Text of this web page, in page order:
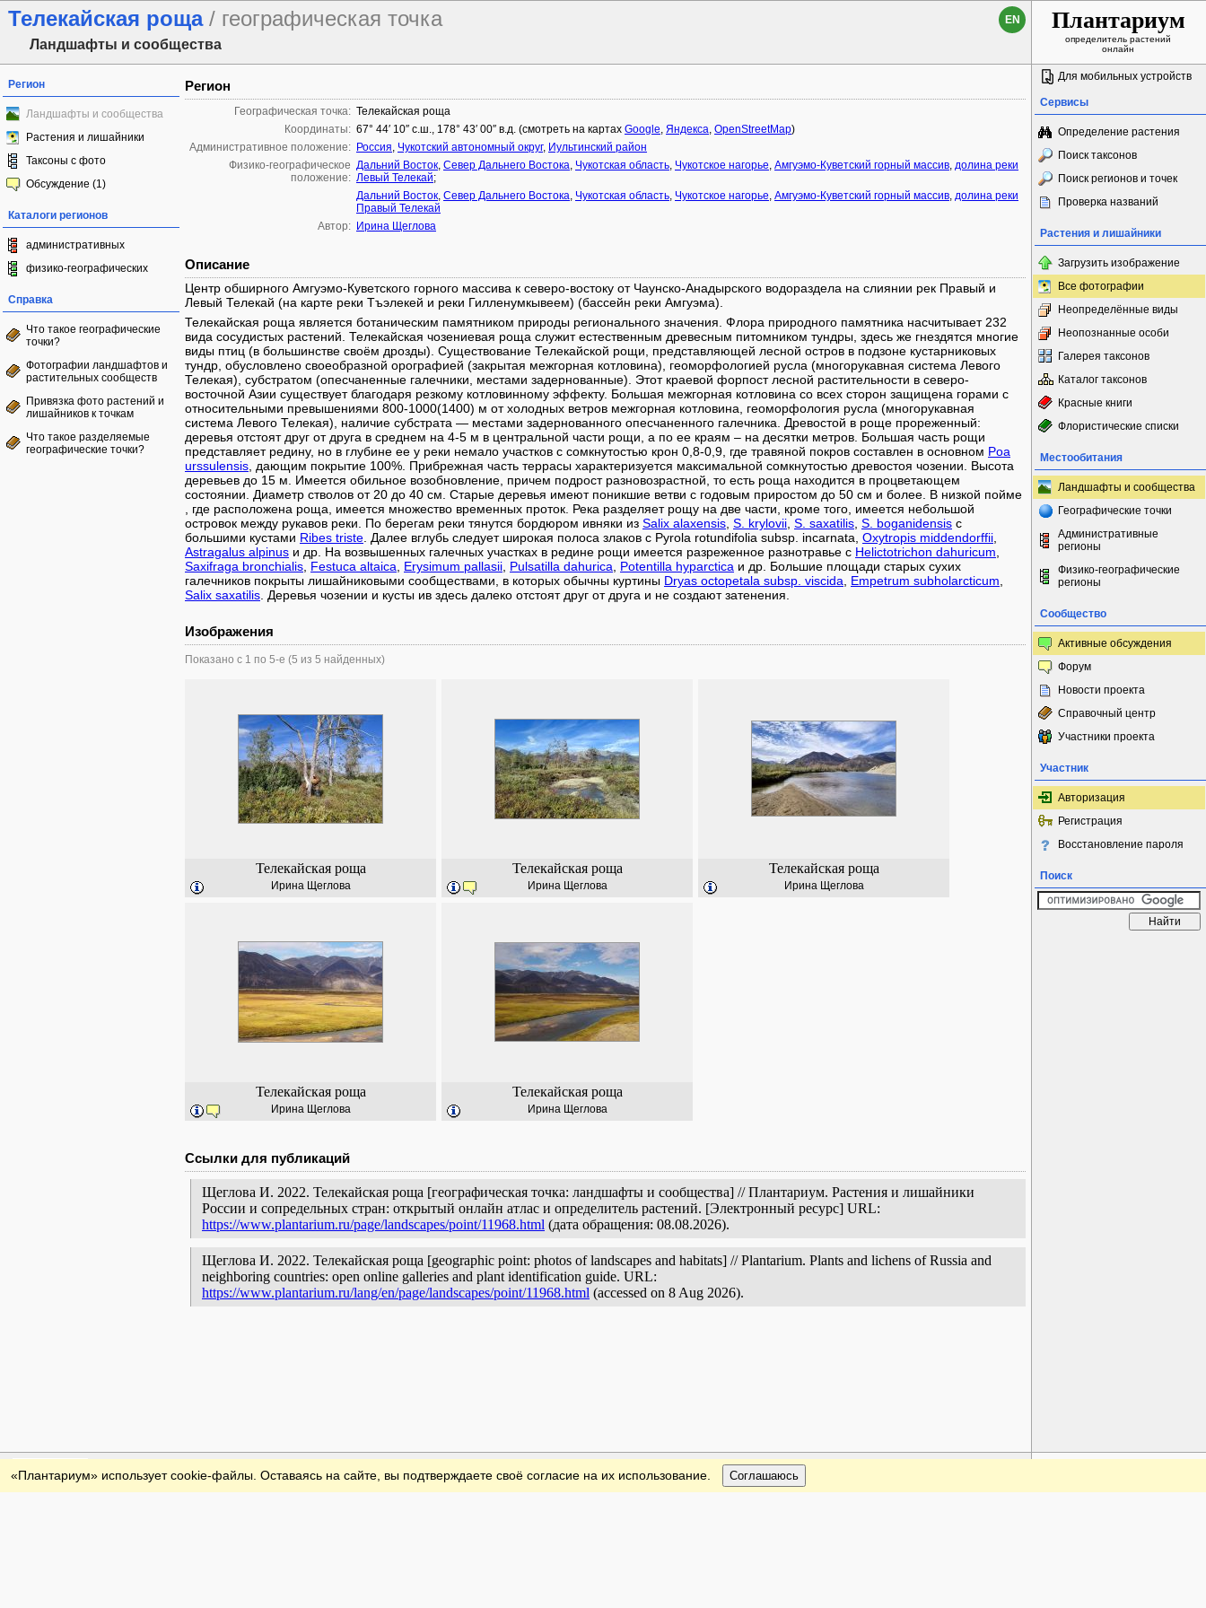
Телекайская роща / географическая точка
Ландшафты и сообщества
EN Плантариум
определитель растений
онлайн
Регион
Ландшафты и сообщества
Растения и лишайники
Таксоны с фото
Обсуждение (1)
Каталоги регионов
административных
физико-географических
Справка
Что такое географические
точки?
Фотографии ландшафтов и
растительных сообществ
Привязка фото растений и
лишайников к точкам
Что такое разделяемые
географические точки?
Регион
Географическая точка: Телекайская роща
Координаты: 67° 44′ 10″ с.ш., 178° 43′ 00″ в.д. (смотреть на картах Google, Яндекса, OpenStreetMap)
Административное положение: Россия, Чукотский автономный округ, Иультинский район
Физико-географическое
положение:
Дальний Восток, Север Дальнего Востока, Чукотская область, Чукотское нагорье, Амгуэмо-Куветский горный массив, долина реки
Левый Телекай;
Дальний Восток, Север Дальнего Востока, Чукотская область, Чукотское нагорье, Амгуэмо-Куветский горный массив, долина реки
Правый Телекай
Автор: Ирина Щеглова
Описание
Центр обширного Амгуэмо-Куветского горного массива к северо-востоку от Чаунско-Анадырского водораздела на слиянии рек Правый и
Левый Телекай (на карте реки Тъэлекей и реки Гилленумкывеем) (бассейн реки Амгуэма).
Телекайская роща является ботаническим памятником природы регионального значения. Флора природного памятника насчитывает 232
вида сосудистых растений. Телекайская чозениевая роща служит естественным древесным питомником тундры, здесь же гнездятся многие
виды птиц (в большинстве своём дрозды). Существование Телекайской рощи, представляющей лесной остров в подзоне кустарниковых
тундр, обусловлено своеобразной орографией (закрытая межгорная котловина), геоморфологией русла (многорукавная система Левого
Телекая), субстратом (опесчаненные галечники, местами задернованные). Этот краевой форпост лесной растительности в северо-
восточной Азии существует благодаря резкому котловинному эффекту. Большая межгорная котловина со всех сторон защищена горами с
относительными превышениями 800-1000(1400) м от холодных ветров межгорная котловина, геоморфология русла (многорукавная
система Левого Телекая), наличие субстрата — местами задернованного опесчаненного галечника. Древостой в роще прореженный:
деревья отстоят друг от друга в среднем на 4-5 м в центральной части рощи, а по ее краям – на десятки метров. Большая часть рощи
представляет редину, но в глубине ее у реки немало участков с сомкнутостью крон 0,8-0,9, где травяной покров составлен в основном Poa
urssulensis , дающим покрытие 100%. Прибрежная часть террасы характеризуется максимальной сомкнутостью древостоя чозении. Высота
деревьев до 15 м. Имеется обильное возобновление, причем подрост разновозрастной, то есть роща находится в процветающем
состоянии. Диаметр стволов от 20 до 40 см. Старые деревья имеют поникшие ветви с годовым приростом до 50 см и более. В низкой пойме
, где расположена роща, имеется множество временных проток. Река разделяет рощу на две части, кроме того, имеется небольшой
островок между рукавов реки. По берегам реки тянутся бордюром ивняки из Salix alaxensis S. krylovii S. saxatilis S. boganidensis c
большими кустами Ribes triste . Далее вглубь следует широкая полоса злаков с Pyrola rotundifolia subsp. incarnata, Oxytropis middendorffii
Astragalus alpinus и др. На возвышенных галечных участках в редине рощи имеется разреженное разнотравье с Helictotrichon dahuricum
Saxifraga bronchialis Festuca altaica Erysimum pallasii Pulsatilla dahurica Potentilla hyparctica и др. Большие площади старых сухих
галечников покрыты лишайниковыми сообществами, в которых обычны куртины Dryas octopetala subsp. viscida Empetrum subholarcticum
Salix saxatilis . Деревья чозении и кусты ив здесь далеко отстоят друг от друга и не создают затенения.
Изображения
Показано с 1 по 5-е (5 из 5 найденных)
Телекайская роща
Ирина Щеглова
Телекайская роща
Ирина Щеглова
Телекайская роща
Ирина Щеглова
Телекайская роща
Ирина Щеглова
Телекайская роща
Ирина Щеглова
Ссылки для публикаций
Щеглова И. 2022. Телекайская роща [географическая точка: ландшафты и сообщества] // Плантариум. Растения и лишайники
России и сопредельных стран: открытый онлайн атлас и определитель растений. [Электронный ресурс] URL:
https://www.plantarium.ru/page/landscapes/point/11968.html (дата обращения: 08.08.2026).
Щеглова И. 2022. Телекайская роща [geographic point: photos of landscapes and habitats] // Plantarium. Plants and lichens of Russia and
neighboring countries: open online galleries and plant identification guide. URL:
https://www.plantarium.ru/lang/en/page/landscapes/point/11968.html (accessed on 8 Aug 2026).
Для мобильных устройств
Сервисы
Определение растения
Поиск таксонов
Поиск регионов и точек
Проверка названий
Растения и лишайники
Загрузить изображение
Все фотографии
Неопределённые виды
Неопознанные особи
Галерея таксонов
Каталог таксонов
Красные книги
Флористические списки
Местообитания
Ландшафты и сообщества
Географические точки
Административные
регионы
Физико-географические
регионы
Сообщество
Активные обсуждения
Форум
Новости проекта
Справочный центр
Участники проекта
Участник
Авторизация
Регистрация
Восстановление пароля
Поиск
Обратная связь
«Плантариум» использует cookie-файлы. Оставаясь на сайте, вы подтверждаете своё согласие на их использование. Соглашаюсь